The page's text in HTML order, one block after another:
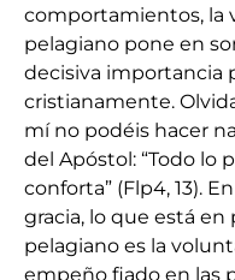
comportamientos, la
pelagiano pone en
decisiva importancia
cristianamente.
mí no podéis hacer
del Apóstol: “Todo lo
conforta” (Flp4, 13).
gracia, lo que está en
pelagiano es la
empeño fiado en las